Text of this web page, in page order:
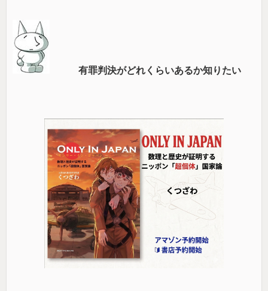
有罪判決がどれくらいあるか知りたい